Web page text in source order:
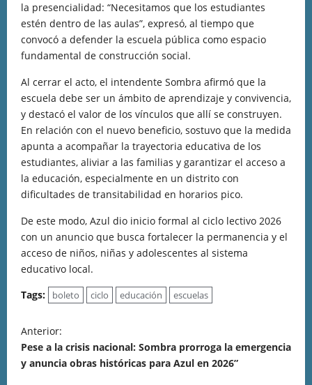
la presencialidad: “Necesitamos que los estudiantes
estén dentro de las aulas”, expresó, al tiempo que
convocó a defender la escuela pública como espacio
fundamental de construcción social.
Al cerrar el acto, el intendente Sombra afirmó que la
escuela debe ser un ámbito de aprendizaje y convivencia,
y destacó el valor de los vínculos que allí se construyen.
En relación con el nuevo beneficio, sostuvo que la medida
apunta a acompañar la trayectoria educativa de los
estudiantes, aliviar a las familias y garantizar el acceso a
la educación, especialmente en un distrito con
dificultades de transitabilidad en horarios pico.
De este modo, Azul dio inicio formal al ciclo lectivo 2026
con un anuncio que busca fortalecer la permanencia y el
acceso de niños, niñas y adolescentes al sistema
educativo local.
Tags:
boleto ciclo educación escuelas
Anterior:
Pese a la crisis nacional: Sombra prorroga la emergencia
y anuncia obras históricas para Azul en 2026”